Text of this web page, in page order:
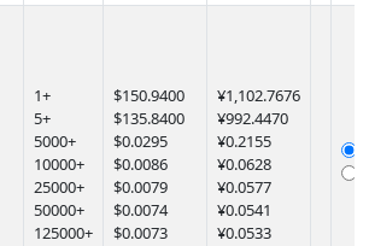
1+
5+
5000+
10000+
25000+
50000+
125000+
$150.9400
$135.8400
$0.0295
$0.0086
$0.0079
$0.0074
$0.0073
¥1,102.7676
¥992.4470
¥0.2155
¥0.0628
¥0.0577
¥0.0541
¥0.0533